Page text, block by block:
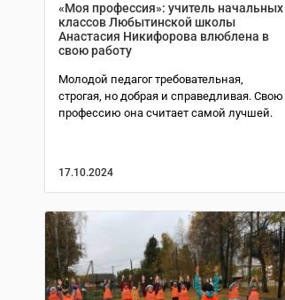
«Моя профессия»: учитель начальных
классов Любытинской школы
Анастасия Никифорова влюблена в
свою работу
Молодой педагог требовательная,
строгая, но добрая и справедливая. Свою
профессию она считает самой лучшей.
17.10.2024